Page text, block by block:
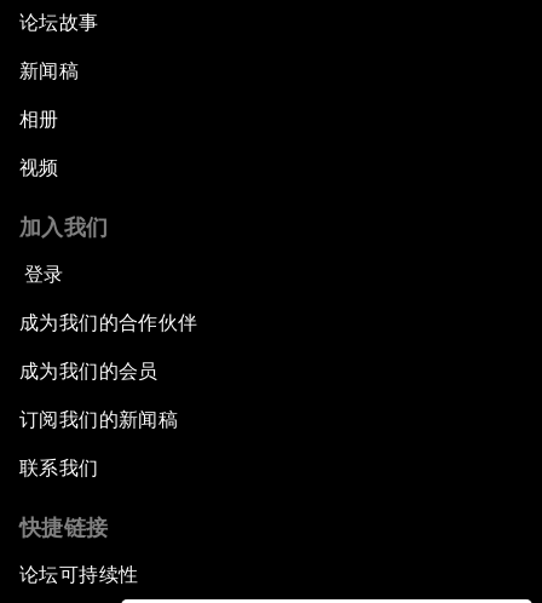
论坛故事
新闻稿
相册
视频
加入我们
登录
成为我们的合作伙伴
成为我们的会员
订阅我们的新闻稿
联系我们
快捷链接
论坛可持续性